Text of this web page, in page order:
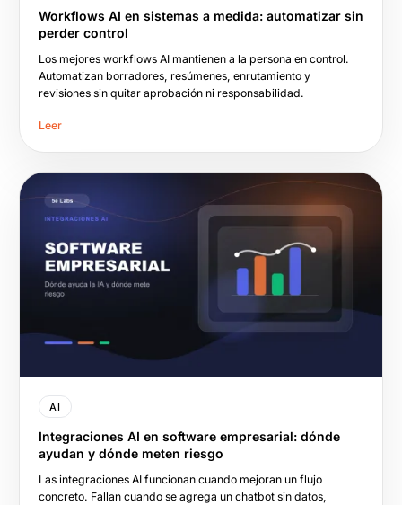
Workflows AI en sistemas a medida: automatizar sin
perder control
Los mejores workflows AI mantienen a la persona en control.
Automatizan borradores, resúmenes, enrutamiento y
revisiones sin quitar aprobación ni responsabilidad.
Leer
AI
Integraciones AI en software empresarial: dónde
ayudan y dónde meten riesgo
Las integraciones AI funcionan cuando mejoran un flujo
concreto. Fallan cuando se agrega un chatbot sin datos,